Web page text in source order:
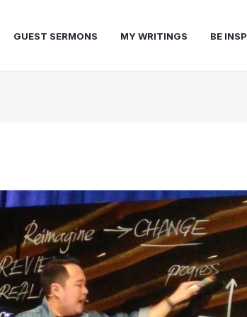
GUEST SERMONS MY WRITINGS BE